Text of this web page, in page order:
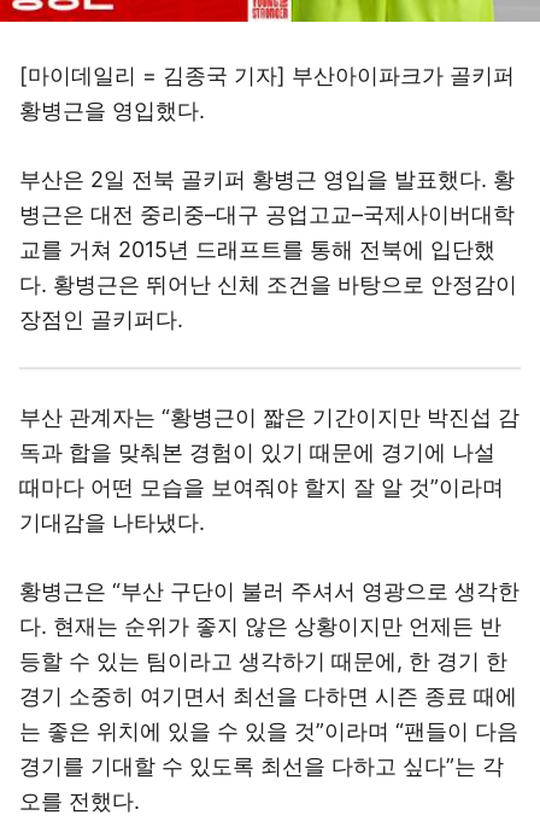
[마이데일리 = 김종국 기자] 부산아이파크가 골키퍼
황병근을 영입했다.
부산은 2일 전북 골키퍼 황병근 영입을 발표했다. 황
병근은 대전 중리중–대구 공업고교–국제사이버대학
교를 거쳐 2015년 드래프트를 통해 전북에 입단했
다. 황병근은 뛰어난 신체 조건을 바탕으로 안정감이
장점인 골키퍼다.
독과 합을 맞춰본 경험이 있기 때문에 경기에 나설
때마다 어떤 모습을 보여줘야 할지 잘 알 것”이라며
기대감을 나타냈다.
다. 현재는 순위가 좋지 않은 상황이지만 언제든 반
등할 수 있는 팀이라고 생각하기 때문에, 한 경기 한
경기 소중히 여기면서 최선을 다하면 시즌 종료 때에
는 좋은 위치에 있을 수 있을 것”이라며 “팬들이 다음
경기를 기대할 수 있도록 최선을 다하고 싶다”는 각
오를 전했다.